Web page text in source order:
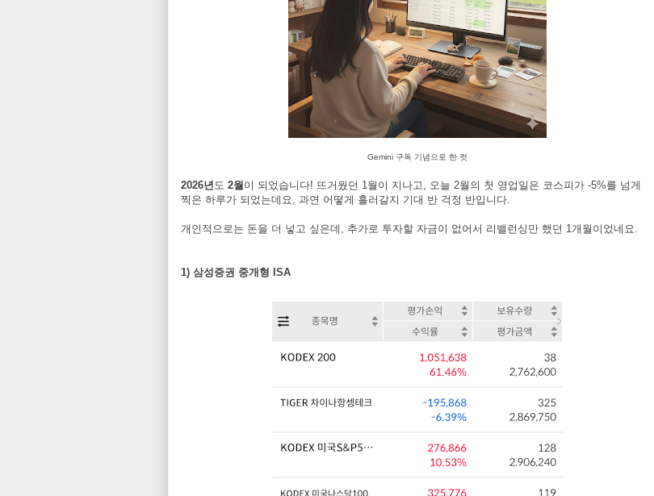
Gemini 구독 기념으로 한 컷
2026년도 2월 이 되었습니다! 뜨거웠던 1월이 지나고, 오늘 2월의 첫 영업일은 코스피가 -5%를 넘게
찍은 하루가 되었는데요, 과연 어떻게 흘러갈지 기대 반 걱정 반입니다.
개인적으로는 돈을 더 넣고 싶은데, 추가로 투자할 자금이 없어서 리밸런싱만 했던 1개월이었네요.
1) 삼성증권 중개형 ISA